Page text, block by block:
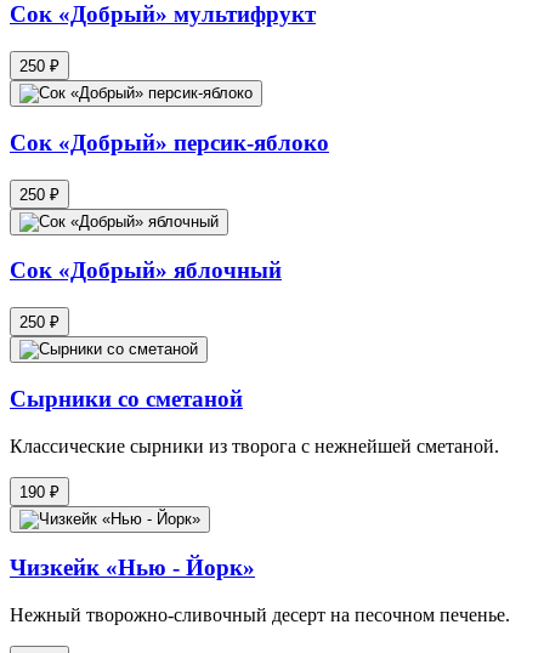
Сок «Добрый» мультифрукт
250 ₽
Сок «Добрый» персик-яблоко
250 ₽
Сок «Добрый» яблочный
250 ₽
Сырники со сметаной
Классические сырники из творога с нежнейшей сметаной.
190 ₽
Чизкейк «Нью - Йорк»
Нежный творожно-сливочный десерт на песочном печенье.